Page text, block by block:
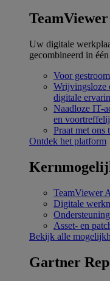
Uw digitale
gecombineerd in
Voor
Wrijvingsloze
digitale
Naadloze IT-
en
Praat met ons
Ontdek het platform
TeamViewer
Digitale
Asset- en
Bekijk alle
Gartner